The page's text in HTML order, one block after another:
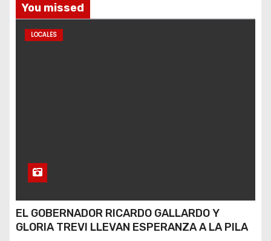
You missed
LOCALES
EL GOBERNADOR RICARDO GALLARDO Y
GLORIA TREVI LLEVAN ESPERANZA A LA PILA